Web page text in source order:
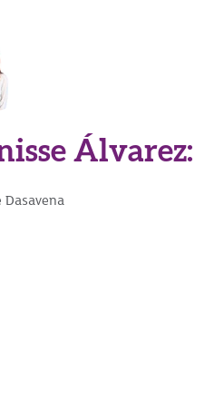
Álvarez:
Dasavena